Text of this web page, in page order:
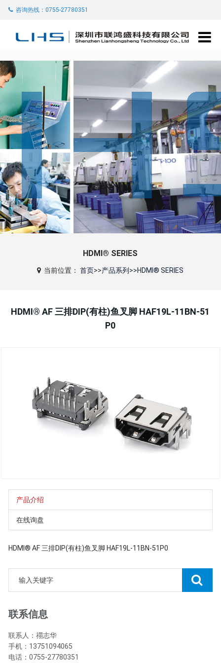
咨询热线：0755-27780351
HDMI® SERIES
当前位置：首页>>产品系列 >>HDMI® SERIES
HDMI® AF 三排DIP(有柱)鱼叉脚 HAF19L-11BN-51
P0
产品介绍
在线询盘
HDMI® AF 三排DIP(有柱)鱼叉脚 HAF19L-11BN-51P0
联系信息
联系人：禤志华
手机：13751094065
电话：0755-27780351